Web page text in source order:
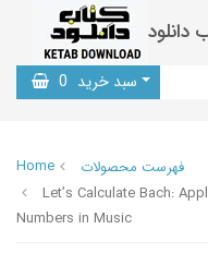
دانلود
سبد خرید 0
Home
فهرست محصولات
Let’s Calculate Bach:
Numbers in Music